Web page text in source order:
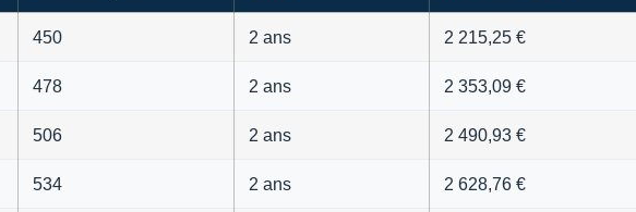
450 2 ans 2 215,25 €
478 2 ans 2 353,09 €
506 2 ans 2 490,93 €
534 2 ans 2 628,76 €